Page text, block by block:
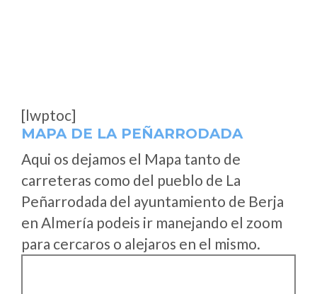
[lwptoc]
MAPA DE LA PEÑARRODADA
Aqui os dejamos el Mapa tanto de
carreteras como del pueblo de La
Peñarrodada del ayuntamiento de Berja
en Almería podeis ir manejando el zoom
para cercaros o alejaros en el mismo.